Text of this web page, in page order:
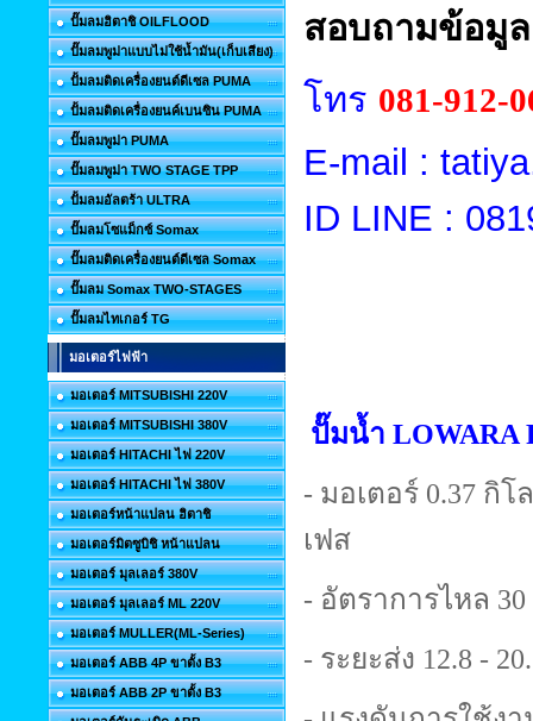
ปั๊มลมฮิตาชิ OILFLOOD
ปั๊มลมพูม่าแบบไม่ใช้น้ำมัน(เก็บเสียง)
ปั้มลมติดเครื่องยนต์ดีเซล PUMA
ปั้มลมติดเครื่องยนค์เบนซิน PUMA
ปั๊มลมพูม่า PUMA
ปั๊มลมพูม่า TWO STAGE TPP
ปั้มลมอัลตร้า ULTRA
ปั๊มลมโซแม็กซ์ Somax
ปั๊มลมติดเครื่องยนต์ดีเซล Somax
ปั๊มลม Somax TWO-STAGES
ปั๊มลมไทเกอร์ TG
มอเตอร์ไฟฟ้า
มอเตอร์ MITSUBISHI 220V
มอเตอร์ MITSUBISHI 380V
มอเตอร์ HITACHI ไฟ 220V
มอเตอร์ HITACHI ไฟ 380V
มอเตอร์หน้าแปลน ฮิตาชิ
มอเตอร์มิตซูบิชิ หน้าแปลน
มอเตอร์ มุลเลอร์ 380V
มอเตอร์ มุลเลอร์ ML 220V
มอเตอร์ MULLER(ML-Series)
มอเตอร์ ABB 4P ขาตั้ง B3
มอเตอร์ ABB 2P ขาตั้ง B3
สอบถามข้อมูล
โทร 081-912-
E-mail :
ID LINE :
ปั๊มน้ำ LOWARA
- มอเตอร์ 0.37 กิโ
เฟส
- อัตราการไหล
- ระยะส่ง 12.8 -